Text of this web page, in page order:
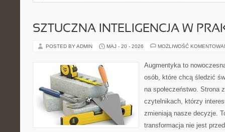
SZTUCZNA INTELIGENCJA W
POSTED BY ADMIN MAJ - 20 - 2026 MOŻLIWOŚĆ
Augmentyka to
osób, które chcą śledzić
na społeczeństwo. Strona
czytelnikach, którzy
zmieniają nasze decyzje.
transformacja nie jest